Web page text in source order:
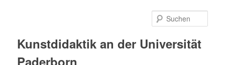
Kunstdidaktik an der Universität
Paderborn